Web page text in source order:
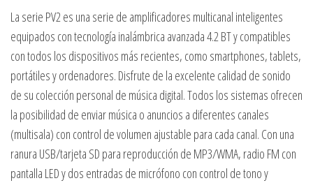
La serie PV2 es una serie de amplificadores multicanal inteligentes
equipados con tecnología inalámbrica avanzada 4.2 BT y compatibles
con todos los dispositivos más recientes, como smartphones, tablets,
portátiles y ordenadores. Disfrute de la excelente calidad de sonido
de su colección personal de música digital. Todos los sistemas ofrecen
la posibilidad de enviar música o anuncios a diferentes canales
(multisala) con control de volumen ajustable para cada canal. Con una
ranura USB/tarjeta SD para reproducción de MP3/WMA, radio FM con
pantalla LED y dos entradas de micrófono con control de tono y